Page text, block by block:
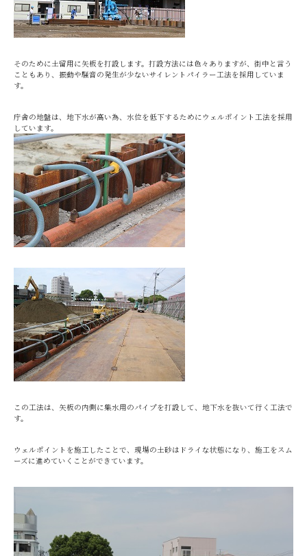
そのために土留用に矢板を打設します。打設方法には色々ありますが、街中と言う
こともあり、振動や騒音の発生が少ないサイレントパイラー工法を採用していま
す。
庁舎の地盤は、地下水が高い為、水位を低下するためにウェルポイント工法を採用
しています。
この工法は、矢板の内側に集水用のパイプを打設して、地下水を抜いて行く工法で
す。
ウェルポイントを施工したことで、現場の土砂はドライな状態になり、施工をスム
ーズに進めていくことができています。